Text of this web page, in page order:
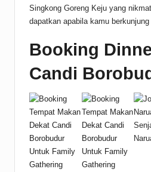
Singkong Goreng Keju yang
dapatkan apabila kamu
Booking
Candi